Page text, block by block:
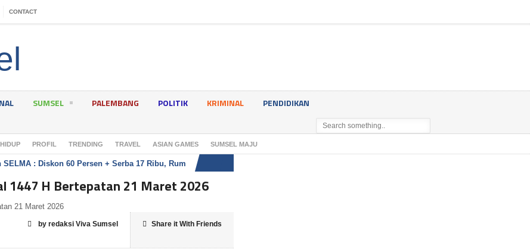
CONTACT
SUMSEL PALEMBANG POLITIK KRIMINAL PENDIDIKAN
PROFIL TRENDING TRAVEL ASIAN GAMES SUMSEL MAJU
SELMA : Diskon 60 Persen + Serba 17 Ribu, Rumah Rapi Dompet Aman
1447 H Bertepatan 21 Maret 2026
Share it With Friends
by redaksi Viva Sumsel